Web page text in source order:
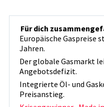
Für dich
Europäische Gaspreise
Jahren.
Der globale Gasmarkt
Angebotsdefizit.
Integrierte Öl- und
Preisanstieg.